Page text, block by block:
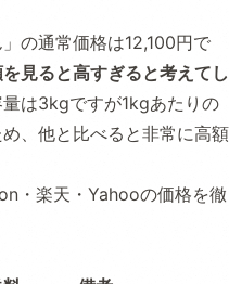
の通常価格は12,100円で
見ると高すぎると考えてし
量は3kgですが1kgあたりの
、他と比べると非常に高額
・楽天・Yahooの価格を徹